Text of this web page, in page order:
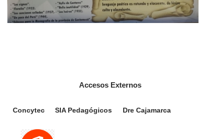
Accesos Externos
Concytec SIA Pedagógicos Dre Cajamarca